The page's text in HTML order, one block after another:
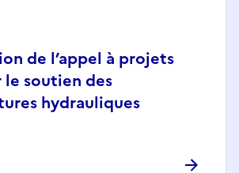
de l’appel à projets
le soutien des
hydrauliques